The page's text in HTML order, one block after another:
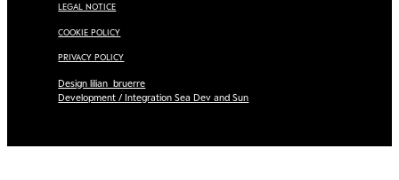
LEGAL NOTICE
COOKIE POLICY
PRIVACY POLICY
Design lilian_bruerre
Development / Integration Sea Dev and Sun